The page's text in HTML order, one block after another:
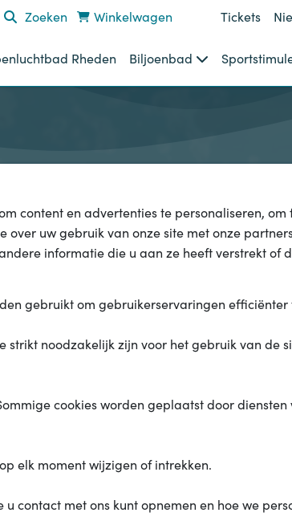
Zoeken Winkelwagen Tickets
Rheden Biljoenbad
content en advertenties te personaliseren,
uw gebruik van onze site met onze
informatie die u aan ze heeft verstrekt of
gebruikt om gebruikerservaringen efficiënter
noodzakelijk zijn voor het gebruik van de
cookies worden geplaatst door
elk moment wijzigen of intrekken.
contact met ons kunt opnemen en hoe we